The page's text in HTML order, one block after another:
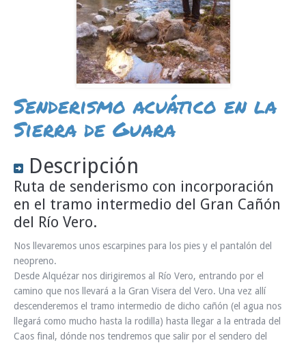
Senderismo acuático en la
Sierra de Guara
Descripción
Ruta de senderismo con incorporación
en el tramo intermedio del Gran Cañón
del Río Vero.
Nos llevaremos unos escarpines para los pies y el pantalón del
neopreno.
Desde Alquézar nos dirigiremos al Río Vero, entrando por el
camino que nos llevará a la Gran Visera del Vero. Una vez allí
descenderemos el tramo intermedio de dicho cañón (el agua nos
llegará como mucho hasta la rodilla) hasta llegar a la entrada del
Caos final, dónde nos tendremos que salir por el sendero del